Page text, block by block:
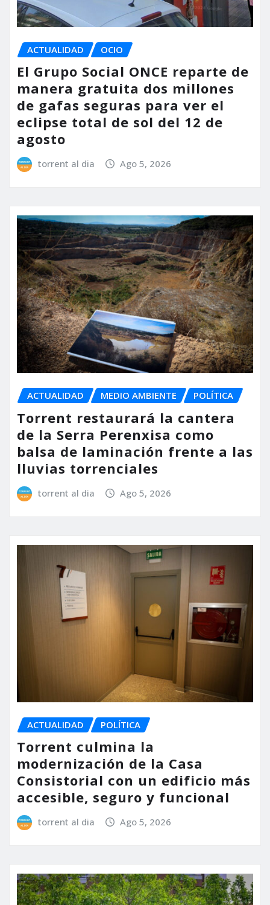
ACTUALIDAD OCIO
El Grupo Social ONCE reparte de
manera gratuita dos millones
de gafas seguras para ver el
eclipse total de sol del 12 de
agosto
torrent al dia Ago 5, 2026
ACTUALIDAD MEDIO AMBIENTE POLÍTICA
Torrent restaurará la cantera
de la Serra Perenxisa como
balsa de laminación frente a las
lluvias torrenciales
torrent al dia Ago 5, 2026
ACTUALIDAD POLÍTICA
Torrent culmina la
modernización de la Casa
Consistorial con un edificio más
accesible, seguro y funcional
torrent al dia Ago 5, 2026